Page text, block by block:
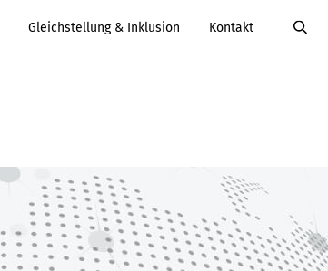
Gleichstellung & Inklusion Kontakt